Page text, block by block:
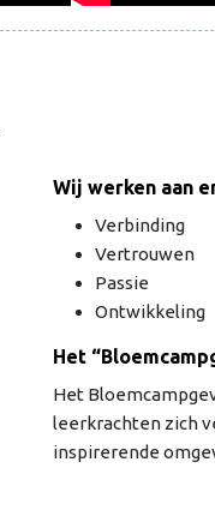
Wij werken aan
Verbinding
Vertrouwen
Passie
Ontwikkeling
Het
Het
leerkrachten zich
inspirerende